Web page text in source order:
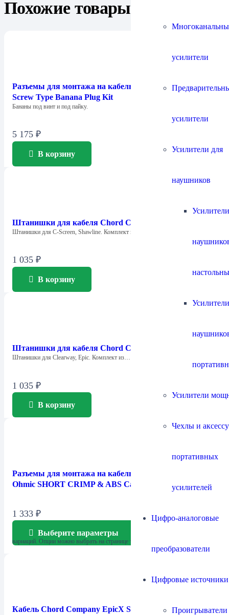
усилители
усилители
Усилители для
наушников
Усилители
Чехлы и
портативных
усилителей
Цифро-аналоговые
преобразователи
Цифровые источники
Похожие товары
Разъемы для монтажа на кабель Chord Company 4mm
Screw Type Banana Plug Kit
Бананы под винт и под пайку.
5 175 ₽
В корзину
Штанишки для кабеля Chord Company Little Trousers
Штанишки для C-Screen, Shawline. Комплект из…
1 035 ₽
В корзину
Штанишки для кабеля Chord Company Big Trousers
Штанишки для Clearway, Epic. Комплект из…
1 035 ₽
В корзину
Разъемы для монтажа на кабель Chord Company
Ohmic SHORT CRIMP & ABS Cap
1 333 ₽
Выберите параметры
вариаций. Опции можно выбрать на странице товара.
Кабель Chord Company EpicX Speaker / к